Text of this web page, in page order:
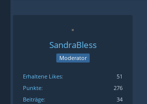
SandraBless
Moderator
Erhaltene Likes
51
Punkte
276
Beiträge
34